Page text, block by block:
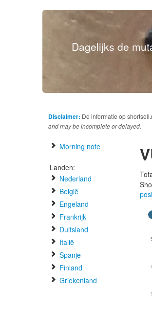
Dagelijks de
Disclaimer: De informatie op
and may be incomplete or delayed.
Morning note
Landen:
Nederland
België
Engeland
Frankrijk
Duitsland
Italië
Spanje
Finland
Griekenland